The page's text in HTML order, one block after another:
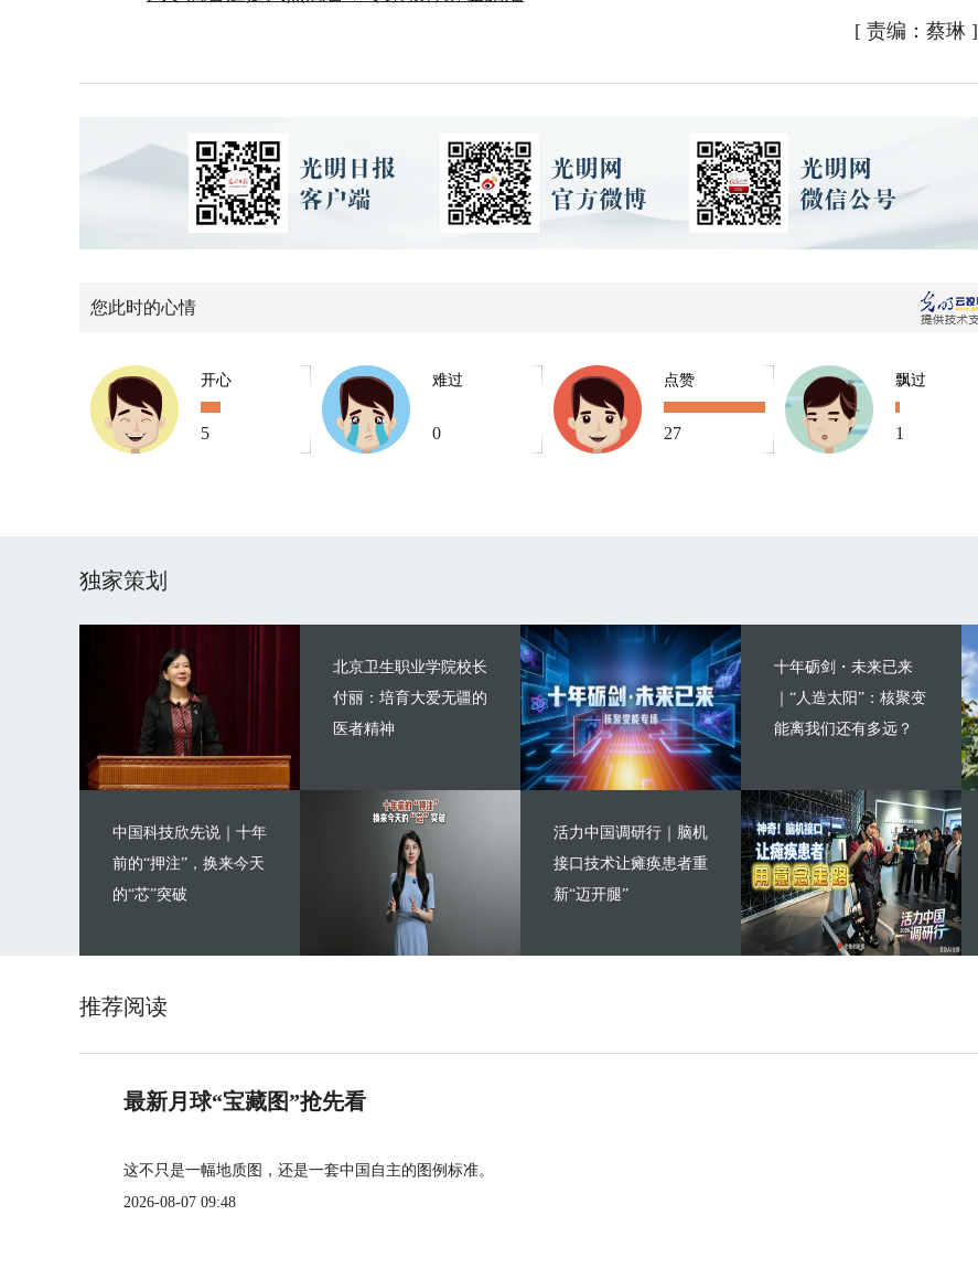
[ 责编：蔡琳]
您此时的心情
开心
5
难过
0
点赞
27
飘过
1
独家策划
北京卫生职业学院校长
付丽：培育大爱无疆的
医者精神
中国科技欣先说｜十年
前的“押注”，换来今天
的“芯”突破
十年砺剑・未来已来
｜“人造太阳”：核聚变
能离我们还有多远？
活力中国调研行｜脑机
接口技术让瘫痪患者重
新“迈开腿”
推荐阅读
最新月球“宝藏图”抢先看
这不只是一幅地质图，还是一套中国自主的图例标准。
2026-08-07 09:48